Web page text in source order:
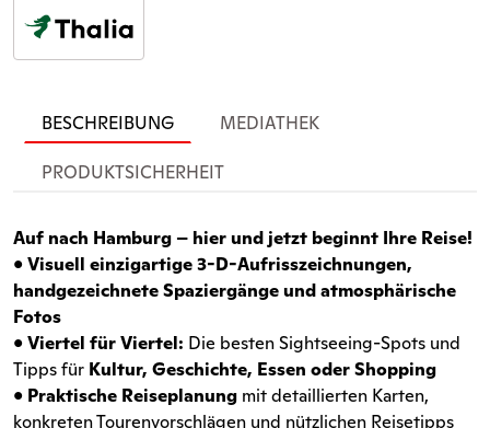
BESCHREIBUNG MEDIATHEK
PRODUKTSICHERHEIT
Auf nach Hamburg – hier und jetzt beginnt Ihre Reise!
•Visuell einzigartige 3-D-Aufrisszeichnungen,
handgezeichnete Spaziergänge und atmosphärische
Fotos
•Viertel für Viertel: Die besten Sightseeing-Spots und
Tipps für Kultur, Geschichte, Essen oder Shopping
• Praktische Reiseplanung mit detaillierten Karten,
konkreten Tourenvorschlägen und nützlichen Reisetipps